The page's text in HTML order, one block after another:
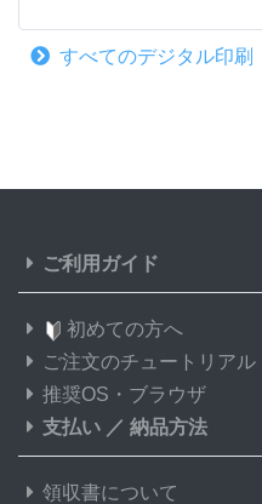
すべてのデジタル印刷
ご利用ガイド
初めての方へ
ご注文のチュートリアル
推奨OS・ブラウザ
支払い ／ 納品方法
領収書について